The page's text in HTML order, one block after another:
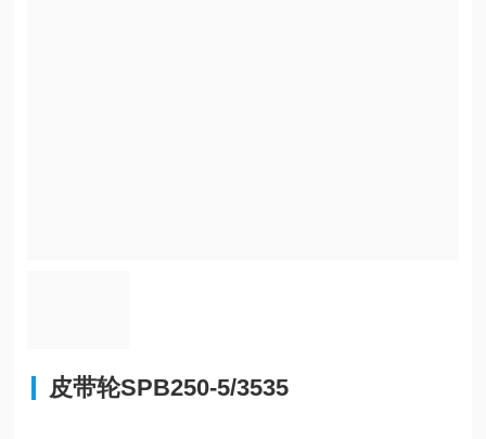
皮带轮SPB250-5/3535